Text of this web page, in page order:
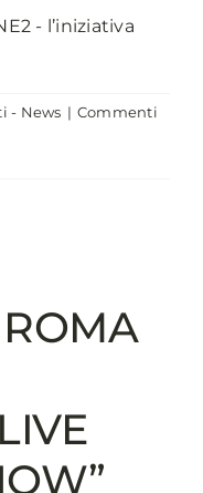
- l’iniziativa
- News | Commenti